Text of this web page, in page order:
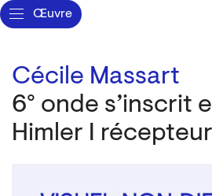
Œuvre
Cécile Massart
6° onde s’inscrit
Himler I